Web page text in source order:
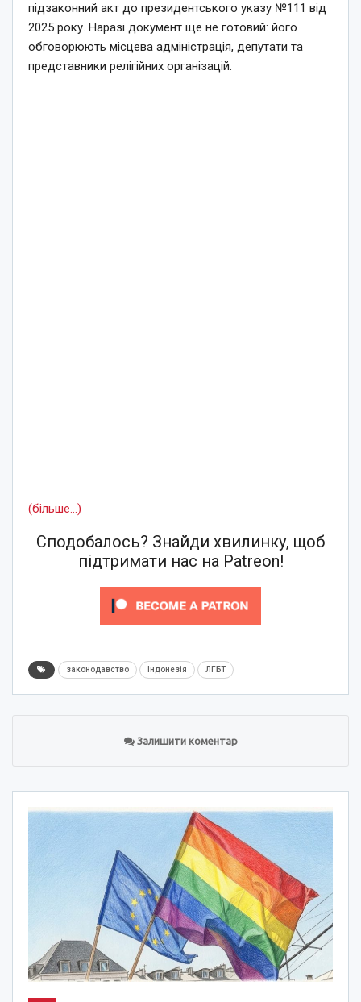
підзаконний акт до президентського указу №111 від
2025 року. Наразі документ ще не готовий: його
обговорюють місцева адміністрація, депутати та
представники релігійних організацій.
(більше…)
Сподобалось? Знайди хвилинку, щоб
підтримати нас на Patreon!
законодавство Індонезія ЛГБТ
Залишити коментар